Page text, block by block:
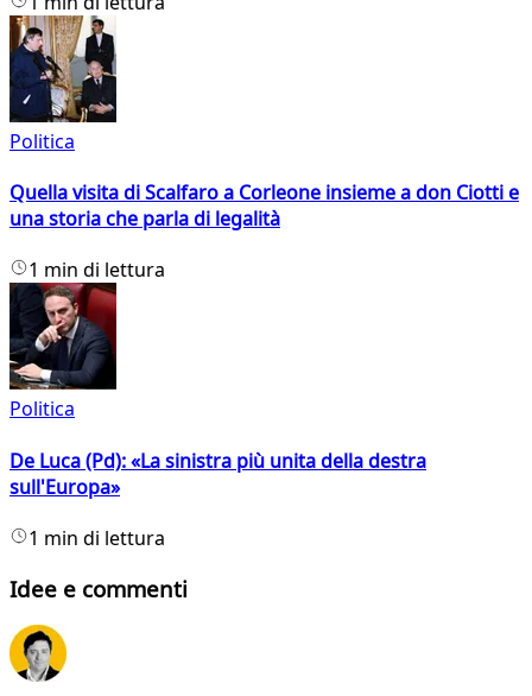
Politica
Quella visita di Scalfaro a Corleone insieme a don Ciotti e
una storia che parla di legalità
1 min di lettura
Politica
De Luca (Pd): «La sinistra più unita della destra
sull'Europa»
1 min di lettura
Idee e commenti